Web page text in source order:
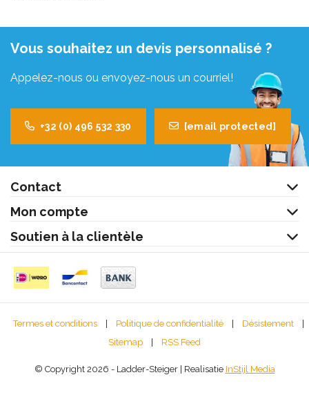
Vous souhaitez un devis personnalisé ?
Appelez-nous ou envoyez-nous un courriel!
+32 (0) 496 532 330 [email protected]
Contact
Mon compte
Soutien à la clientèle
Termes et conditions | Politique de confidentialité | Désistement
|
Sitemap
| RSS Feed
© Copyright 2026 - Ladder-Steiger | Realisatie InStijl Media